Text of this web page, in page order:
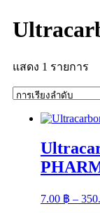
แสดง 1 รายการ
7.00 ฿ –